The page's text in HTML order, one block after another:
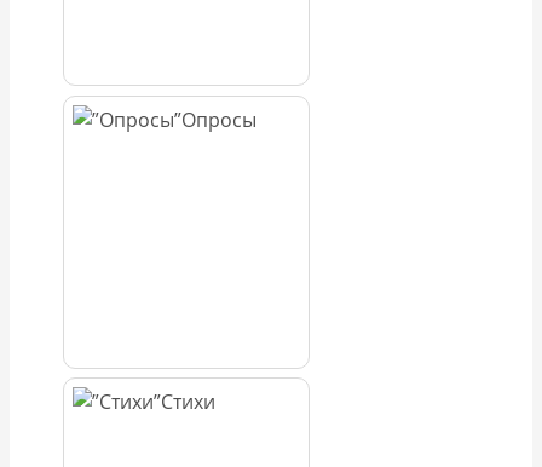
Опросы
Стихи